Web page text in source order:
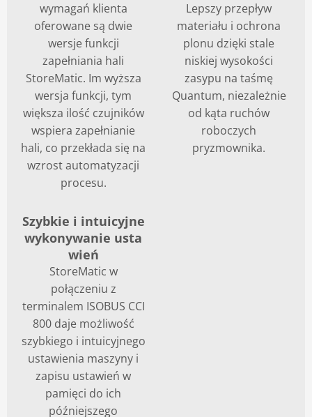
wymagań klienta
oferowane są dwie
wersje funkcji
zapełniania hali
StoreMatic. Im wyższa
wersja funkcji, tym
większa ilość czujników
wspiera zapełnianie
hali, co przekłada się na
wzrost automatyzacji
procesu.
Lepszy przepływ
materiału i ochrona
plonu dzięki stale
niskiej wysokości
zasypu na taśmę
Quantum, niezależnie
od kąta ruchów
roboczych
pryzmownika.
Szybkie i intuicyjne
wykonywanie usta
wień
StoreMatic w
połączeniu z
terminalem ISOBUS CCI
800 daje możliwość
szybkiego i intuicyjnego
ustawienia maszyny i
zapisu ustawień w
pamięci do ich
późniejszego